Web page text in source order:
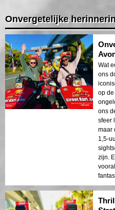
Onvergetelijke
Wat
ons
op de
ons
sfeer
maar
1,5-
zijn.